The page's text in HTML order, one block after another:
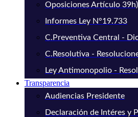
Oposiciones Artículo 39h)
Informes Ley N°19.733
C.Preventiva Central -
C.Resolutiva -
Ley Antimonopolio -
Transparencia
Audiencias Presidente
Declaración de Intéres y